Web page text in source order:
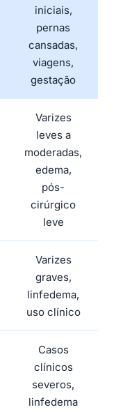
iniciais,
pernas
cansadas,
viagens,
gestação
Varizes
leves a
moderadas,
edema,
pós-
cirúrgico
leve
Varizes
graves,
linfedema,
uso clínico
Casos
clínicos
severos,
linfedema